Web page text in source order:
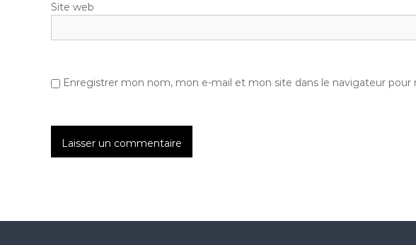
Site web
Enregistrer mon nom, mon e-mail et mon site dans le navigateur